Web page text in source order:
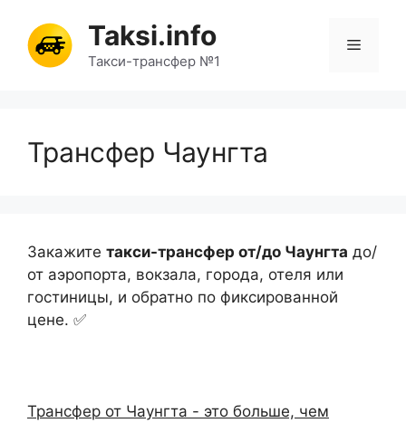
содержимому
Taksi.info
Такси-трансфер №1
Меню
Трансфер Чаунгта
Закажите такси-трансфер от/до Чаунгта до/
от аэропорта, вокзала, города, отеля или
гостиницы, и обратно по фиксированной
цене. ✅
Трансфер от Чаунгта - это больше, чем